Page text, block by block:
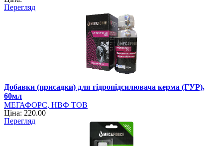
Перегляд
Добавки (присадки) для гідропідсилювача керма (ГУР),
60мл
МЕГАФОРС, НВФ ТОВ
Ціна: 220.00
Перегляд